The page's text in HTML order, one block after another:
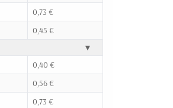
0,73 €
0,45 €
▼
0,40 €
0,56 €
0,73 €